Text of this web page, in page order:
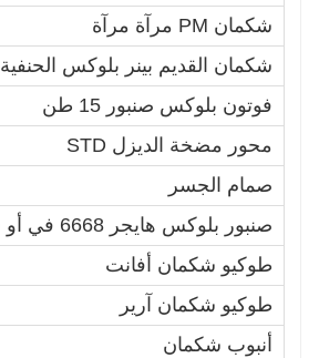
شكمان PM مرآة مرآة
شكمان القديم بينر بلوكس الحنفية
فوتون بلوكس صنبور 15 طن
محور مضخة الديزل STD
صمام الجسر
صنبور بلوكس هايجر 6668 في أو قلم
طوكيو شكمان أفانت
طوكيو شكمان آرير
أنبوب شكمان